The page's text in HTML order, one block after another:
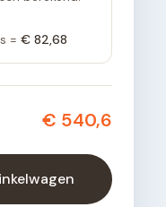
= € 82,68
€ 540,6